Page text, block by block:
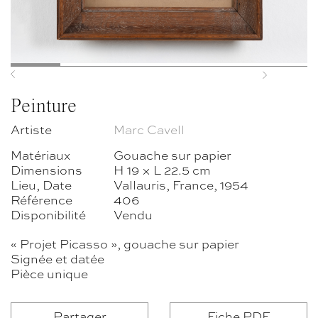
Previous Next
Peinture
Artiste
Marc Cavell
Matériaux
Gouache sur papier
Dimensions
H 19 × L 22.5 cm
Lieu, Date
Vallauris, France, 1954
Référence
406
Disponibilité
Vendu
« Projet Picasso », gouache sur papier
Signée et datée
Pièce unique